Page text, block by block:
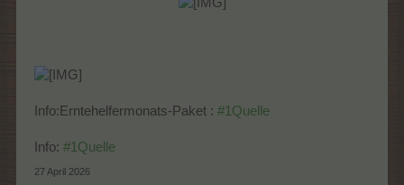
Info:Erntehelfermonats-Paket : #1Quelle
Info: #1Quelle
27 April 2026